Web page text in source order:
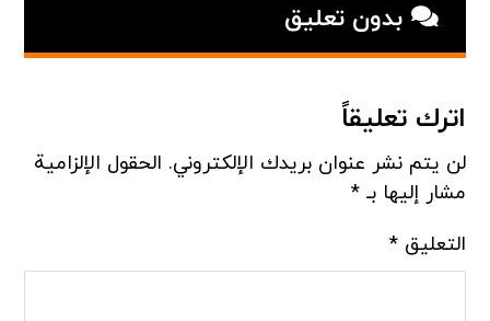
بدون تعلیق
اترك تعليقاً
لن يتم نشر عنوان بريدك الإلكتروني. الحقول الإلزامية
مشار إليها بـ*
التعليق*